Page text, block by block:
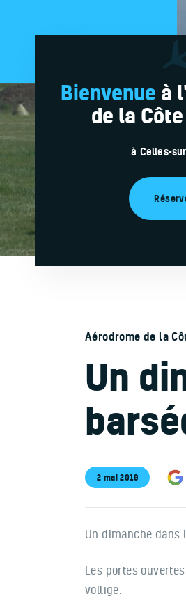
Aérodrome de la
Un
2 mai 2019
Un dimanche dans
Les portes
voltige.
Bienvenue à
de la
à Celles-